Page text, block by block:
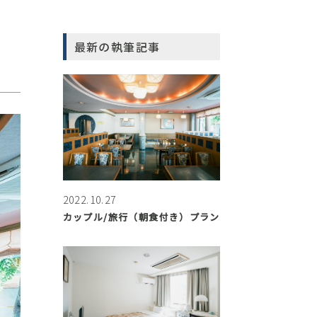
最新の執筆記事
2022.10.27
カップル/旅行（朝食付き）プラン